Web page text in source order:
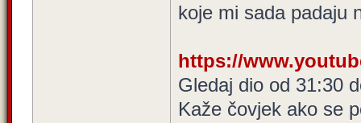
koje mi sada padaju
https://
Gledaj dio od 31:30
Kaže čovjek ako se